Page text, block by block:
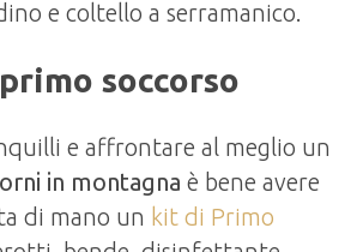
e coltello a serramanico.
soccorso
e affrontare al meglio un
in montagna è bene avere
di mano un kit di Primo